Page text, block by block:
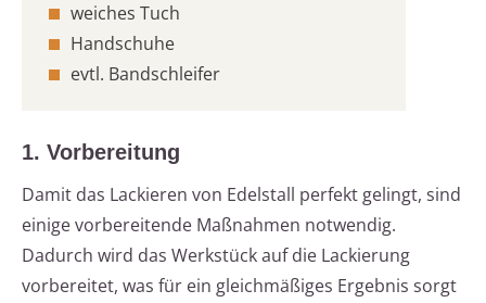
weiches Tuch
Handschuhe
evtl. Bandschleifer
1. Vorbereitung
Damit das Lackieren von Edelstall perfekt gelingt, sind
einige vorbereitende Maßnahmen notwendig.
Dadurch wird das Werkstück auf die Lackierung
vorbereitet, was für ein gleichmäßiges Ergebnis sorgt